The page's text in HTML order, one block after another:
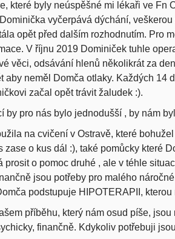
které byly neúspěšné mi lékaři ve Fn
vyčerpává dýchání,
opět před dalším rozhodnutím. Pro
V říjnu 2019 Dominiček tuhle
věci, odsávání hlenů několikrát za
aby neměl Domča otlaky. Každých 14
začal opět trávit žaludek :).
by pro nás bylo jednodušší , by nám
na cvičení v Ostravě, které
zase o kus dál :), také pomůcky které
prosit o pomoc druhé , ale v téhle
jsou potřeby pro malého
podstupuje HIPOTERAPII, kterou
příběhu, který nám osud píše,
finančně. Kdykoliv potřebuji